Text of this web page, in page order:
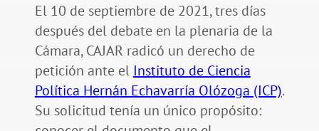
El 10 de septiembre de 2021, tres días
después del debate en la plenaria de la
Cámara, CAJAR radicó un derecho de
petición ante el Instituto de Ciencia
Política Hernán Echavarría Olózoga (ICP).
Su solicitud tenía un único propósito: